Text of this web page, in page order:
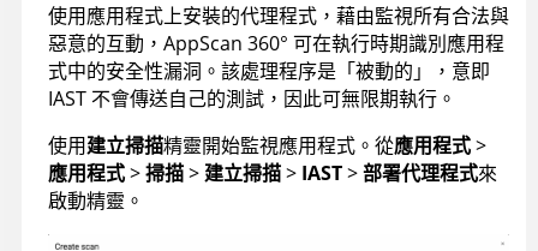
使用應用程式上安裝的代理程式，藉由監視所有合法與
惡意的互動， AppScan 360° 可在執行時期識別應用程
式中的安全性漏洞。該處理程序是「被動的」，意即
IAST 不會傳送自己的測試，因此可無限期執行。
使用建立掃描精靈開始監視應用程式。從應用程式>
應用程式>掃描> 建立掃描> IAST>部署代理程式來
啟動精靈。